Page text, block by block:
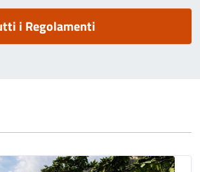
i Regolamenti